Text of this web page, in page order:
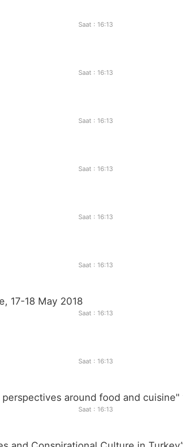
Saat : 16:13
Saat : 16:13
Saat : 16:13
Saat : 16:13
Saat : 16:13
Saat : 16:13
17-18 May 2018
Saat : 16:13
Saat : 16:13
around food and cuisine"
Saat : 16:13